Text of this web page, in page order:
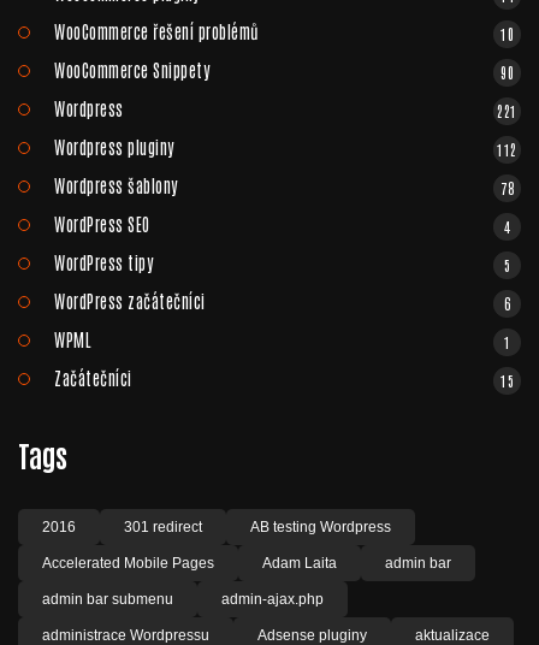
WooCommerce řešení problémů 10
WooCommerce Snippety 90
Wordpress 221
Wordpress pluginy 112
Wordpress šablony 78
WordPress SEO 4
WordPress tipy 5
WordPress začátečníci 6
WPML 1
Začátečníci 15
Tags
2016 301 redirect AB testing Wordpress
Accelerated Mobile Pages Adam Laita admin bar
admin bar submenu admin-ajax.php
administrace Wordpressu Adsense pluginy aktualizace